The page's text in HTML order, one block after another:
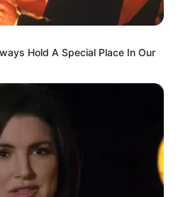
Hold A Special Place In Our